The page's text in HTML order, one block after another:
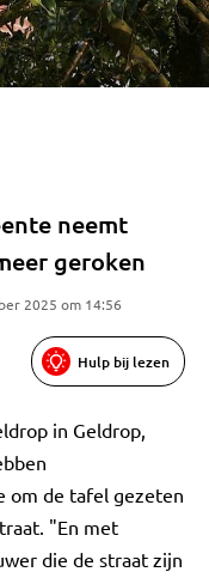
neemt
geroken
2025 om 14:56
Hulp bij lezen
in Geldrop,
om de tafel gezeten
"En met
die de straat zijn